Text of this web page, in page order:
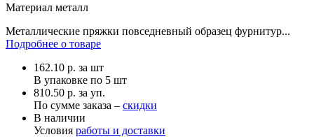
Материал металл
Металлические пряжки повседневный образец фурнитур...
Подробнее о товаре
162.10 р. за шт
В упаковке по 5 шт
810.50 р. за уп.
По сумме заказа – скидки
В наличии
Условия работы и доставки